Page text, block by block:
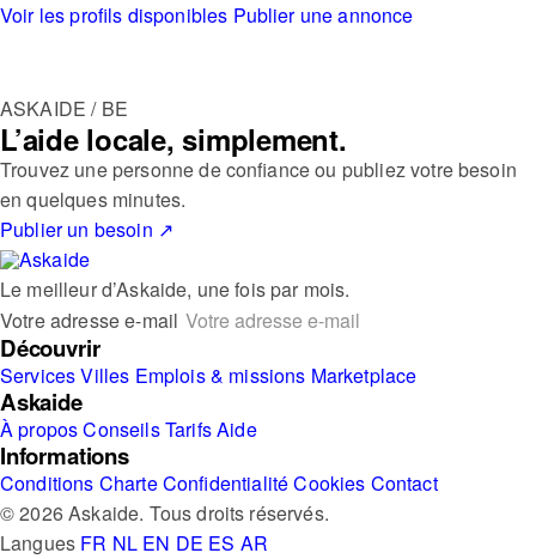
Voir les profils disponibles Publier une annonce
ASKAIDE / BE
L’aide locale, simplement.
Trouvez une personne de confiance ou publiez votre besoin
en quelques minutes.
Publier un besoin ↗
Le meilleur d’Askaide, une fois par mois.
Votre adresse e-mail
Découvrir
ServicesVilles Emplois & missions Marketplace
Askaide
À proposConseilsTarifsAide
Informations
Conditions CharteConfidentialitéCookies Contact
© 2026 Askaide. Tous droits réservés.
Langues FR NL EN DE ES AR